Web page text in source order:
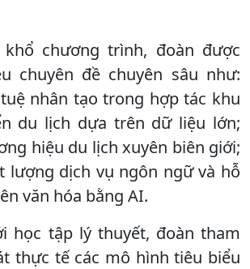
chương trình, đoàn được
chuyên đề chuyên sâu như:
nhân tạo trong hợp tác khu
du lịch dựa trên dữ liệu lớn;
hiệu du lịch xuyên biên giới;
lượng dịch vụ ngôn ngữ và hỗ
văn hóa bằng AI.
học tập lý thuyết, đoàn tham
thực tế các mô hình tiêu biểu